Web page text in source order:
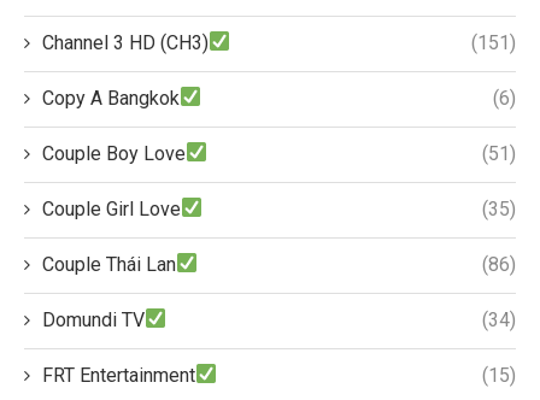
Channel 3 HD (CH3) (151)
Copy A Bangkok (6)
Couple Boy Love (51)
Couple Girl Love (35)
Couple Thái Lan (86)
Domundi TV (34)
FRT Entertainment (15)